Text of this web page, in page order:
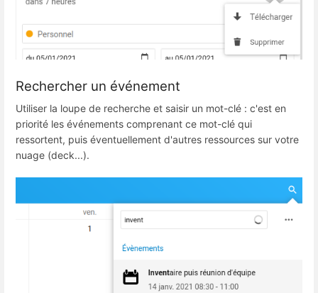
Rechercher un événement
Utiliser la loupe de recherche et saisir un mot-clé : c'est en
priorité les événements comprenant ce mot-clé qui
ressortent, puis éventuellement d'autres ressources sur votre
nuage (deck...).